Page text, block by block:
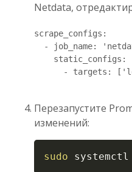
Netdata,
scrape_configs:
- job_name:
    static_configs:
- targets:
Перезапустите
изменений:
sudo systemctl